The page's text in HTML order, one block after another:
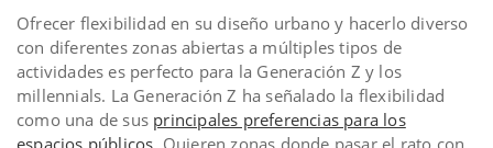
Ofrecer flexibilidad en su diseño urbano y hacerlo diverso
con diferentes zonas abiertas a múltiples tipos de
actividades es perfecto para la Generación Z y los
millennials. La Generación Z ha señalado la flexibilidad
como una de sus principales preferencias para los
espacios públicos . Quieren zonas donde pasar el rato con